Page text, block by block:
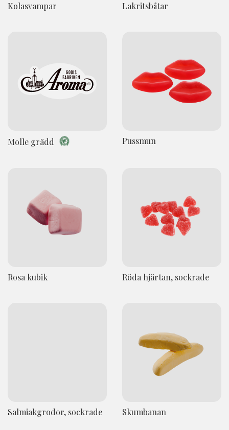
Kolasvampar Lakritsbåtar
Molle grädd Pussmun
Rosa kubik Röda hjärtan, sockrade
Salmiakgrodor, sockrade Skumbanan